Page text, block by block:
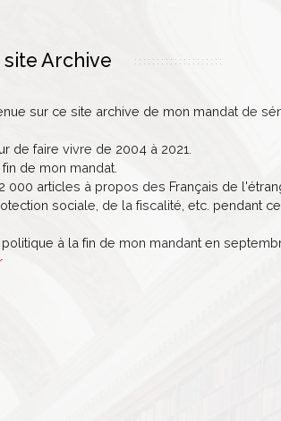
site Archive
sur ce site archive de mon mandat de
de faire vivre de 2004 à 2021.
de mon mandat.
000 articles à propos des Français de
sociale, de la fiscalité, etc. pendant
à la fin de mon mandant en